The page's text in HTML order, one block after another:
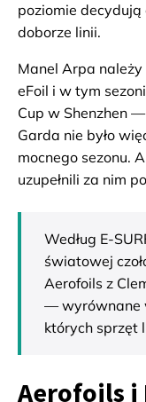
poziomie
doborze linii.
Manel Arpa
eFoil i w tym
Cup w Shenzhen
Garda nie było
mocnego sezonu.
uzupełnili za nim
Według E-
światowej
Aerofoils z
— wyrównane
których sprzęt
Aerofoils